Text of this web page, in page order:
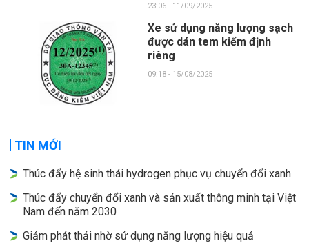
23:06 - 11/09/2025
Xe sử dụng năng lượng sạch
được dán tem kiểm định
riêng
09:18 - 15/08/2025
TIN MỚI
Thúc đẩy hệ sinh thái hydrogen phục vụ chuyển đổi xanh
Thúc đẩy chuyển đổi xanh và sản xuất thông minh tại Việt
Nam đến năm 2030
Giảm phát thải nhờ sử dụng năng lượng hiệu quả